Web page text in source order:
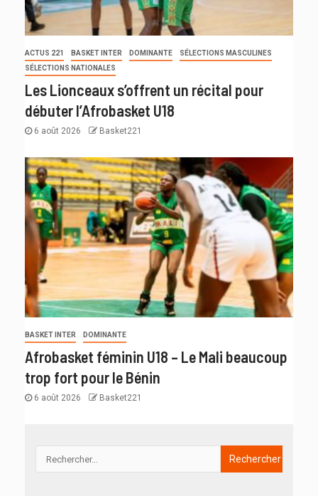
ACTUS 221 BASKET INTER DOMINANTE
SÉLECTIONS MASCULINES
SÉLECTIONS NATIONALES
Les Lionceaux s’offrent un récital pour
débuter l’Afrobasket U18
6 août 2026 Basket221
BASKET INTER DOMINANTE
Afrobasket féminin U18 – Le Mali beaucoup
trop fort pour le Bénin
6 août 2026 Basket221